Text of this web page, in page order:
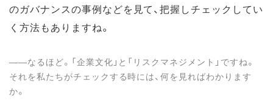
のガバナンスの事例などを見て、把握しチェックしてい
く方法もありますね。
――なるほど。「企業文化」と「リスクマネジメント」ですね。
それを私たちがチェックする時には、何を見ればわかります
か。